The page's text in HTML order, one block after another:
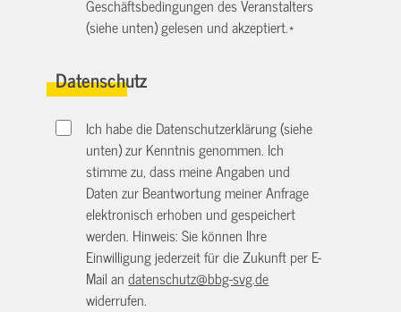
Geschäftsbedingungen des Veranstalters
(siehe unten) gelesen und akzeptiert.*
Datenschutz
Ich habe die Datenschutzerklärung (siehe
unten) zur Kenntnis genommen. Ich
stimme zu, dass meine Angaben und
Daten zur Beantwortung meiner Anfrage
elektronisch erhoben und gespeichert
werden. Hinweis: Sie können Ihre
Einwilligung jederzeit für die Zukunft per E-
Mail andatenschutz@bbg-svg.de
widerrufen.